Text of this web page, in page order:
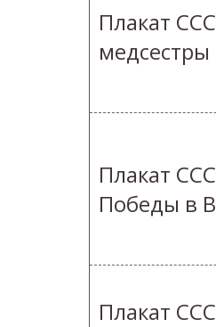
Плакат
Плакат
Победы в
Плакат